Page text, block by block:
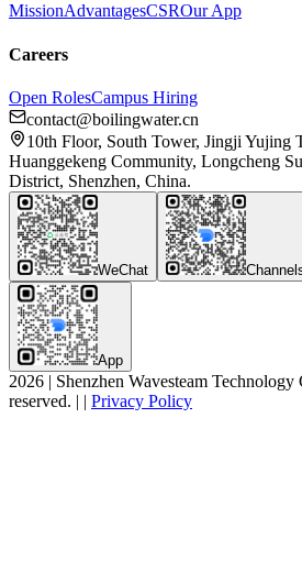
MissionAdvantagesCSROur App
Careers
Open RolesCampus Hiring
contact@boilingwater.cn
10th Floor, South Tower, Jingji Yujing
Huanggekeng Community, Longcheng
District, Shenzhen, China.
WeChat
App
2026 | Shenzhen Wavesteam
reserved. | | Privacy Policy